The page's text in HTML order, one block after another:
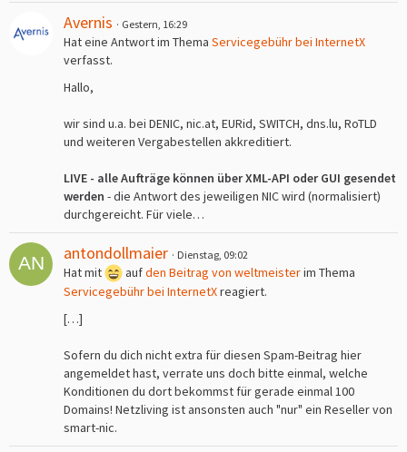
Avernis Gestern, 16:29
Hat eine Antwort im Thema Servicegebühr bei InternetX
verfasst.
Hallo,
wir sind u.a. bei DENIC, nic.at, EURid, SWITCH, dns.lu, RoTLD
und weiteren Vergabestellen akkreditiert.
LIVE - alle Aufträge können über XML-API oder GUI gesendet
werden - die Antwort des jeweiligen NIC wird (normalisiert)
durchgereicht. Für viele…
antondollmaier Dienstag, 09:02
Hat mit aufden Beitrag von weltmeisterim Thema
Servicegebühr bei InternetXreagiert.
[…]
Sofern du dich nicht extra für diesen Spam-Beitrag hier
angemeldet hast, verrate uns doch bitte einmal, welche
Konditionen du dort bekommst für gerade einmal 100
Domains! Netzliving ist ansonsten auch "nur" ein Reseller von
smart-nic.